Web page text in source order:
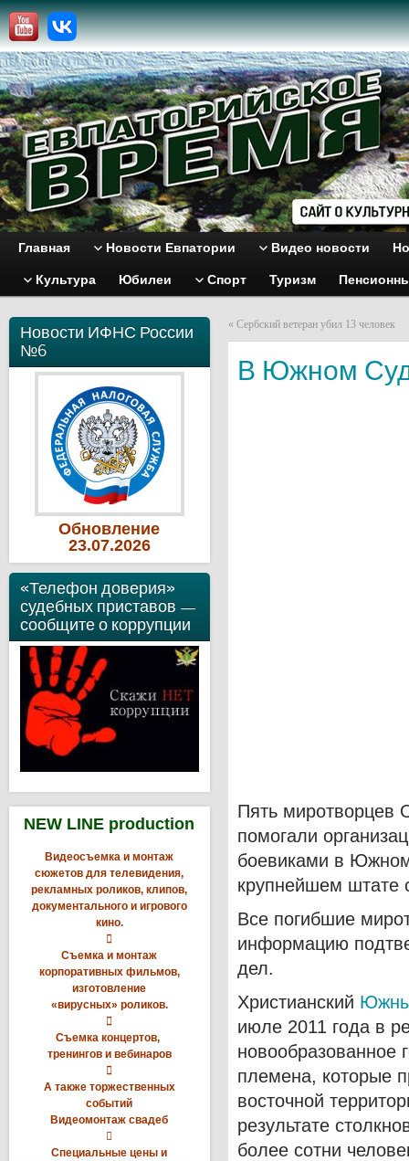
Главная Новости Евпатории Видео новости
Культура Юбилеи Спорт Туризм
Новости ИФНС России
№6
Обновление
23.07.2026
«Телефон доверия»
судебных приставов —
сообщите о коррупции
NEW LINE production
Видеосъемка и монтаж
сюжетов для телевидения,
рекламных роликов, клипов,
документального и игрового
кино.

Съемка и монтаж
корпоративных фильмов,
изготовление
«вирусных» роликов.

Съемка концертов,
тренингов и вебинаров

А также торжественных
событий
Видеомонтаж свадеб

Специальные цены и
« Сербский ветеран убил 13 человек
В Южном
Пять миротворцев
помогали
боевиками в
крупнейшем штате
Все погибшие
информацию
дел.
Христианский
июле 2011 года в
новообразованное
племена, которые
восточной
результате
более сотни